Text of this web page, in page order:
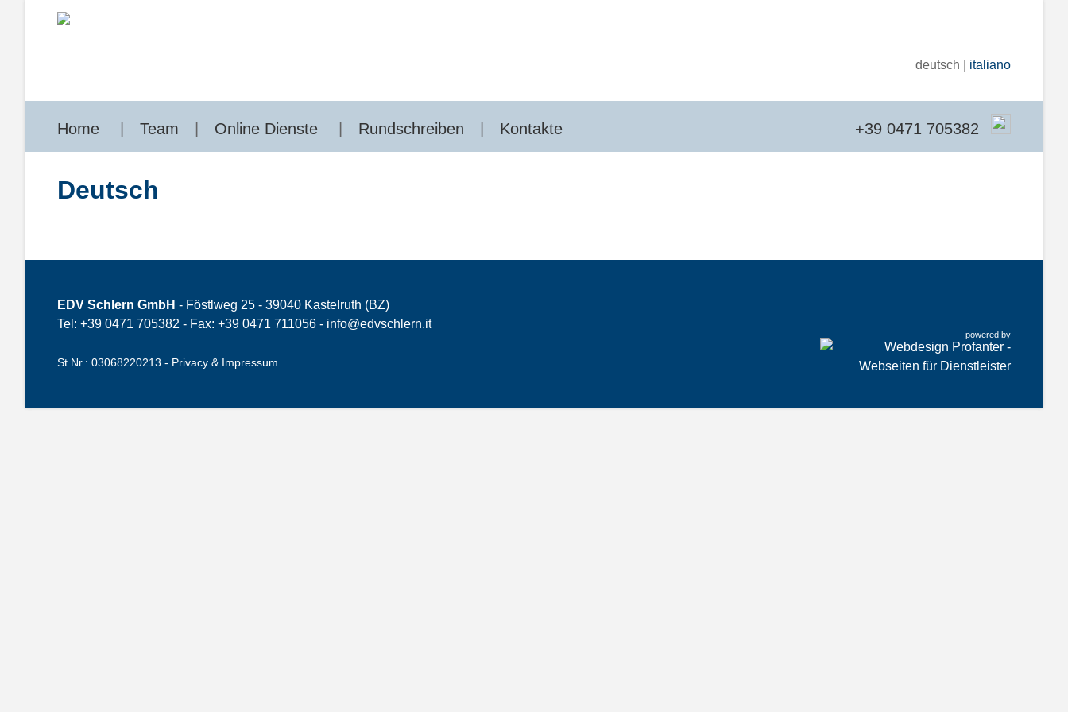
deutsch | italiano
+39 0471 705382
Home Team Online Dienste Rundschreiben Kontakte
Deutsch
EDV Schlern GmbH - Föstlweg 25 - 39040 Kastelruth (BZ)
Tel: +39 0471 705382 - Fax: +39 0471 711056 - info@edvschlern.it
St.Nr.: 03068220213 - Privacy & Impressum
powered by